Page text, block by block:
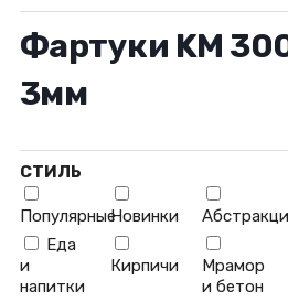
Фартуки KM
3мм
СТИЛЬ
ПопулярныеНовинки
Еда
и
напитки
Кирпичи
Мрамор
и бетон